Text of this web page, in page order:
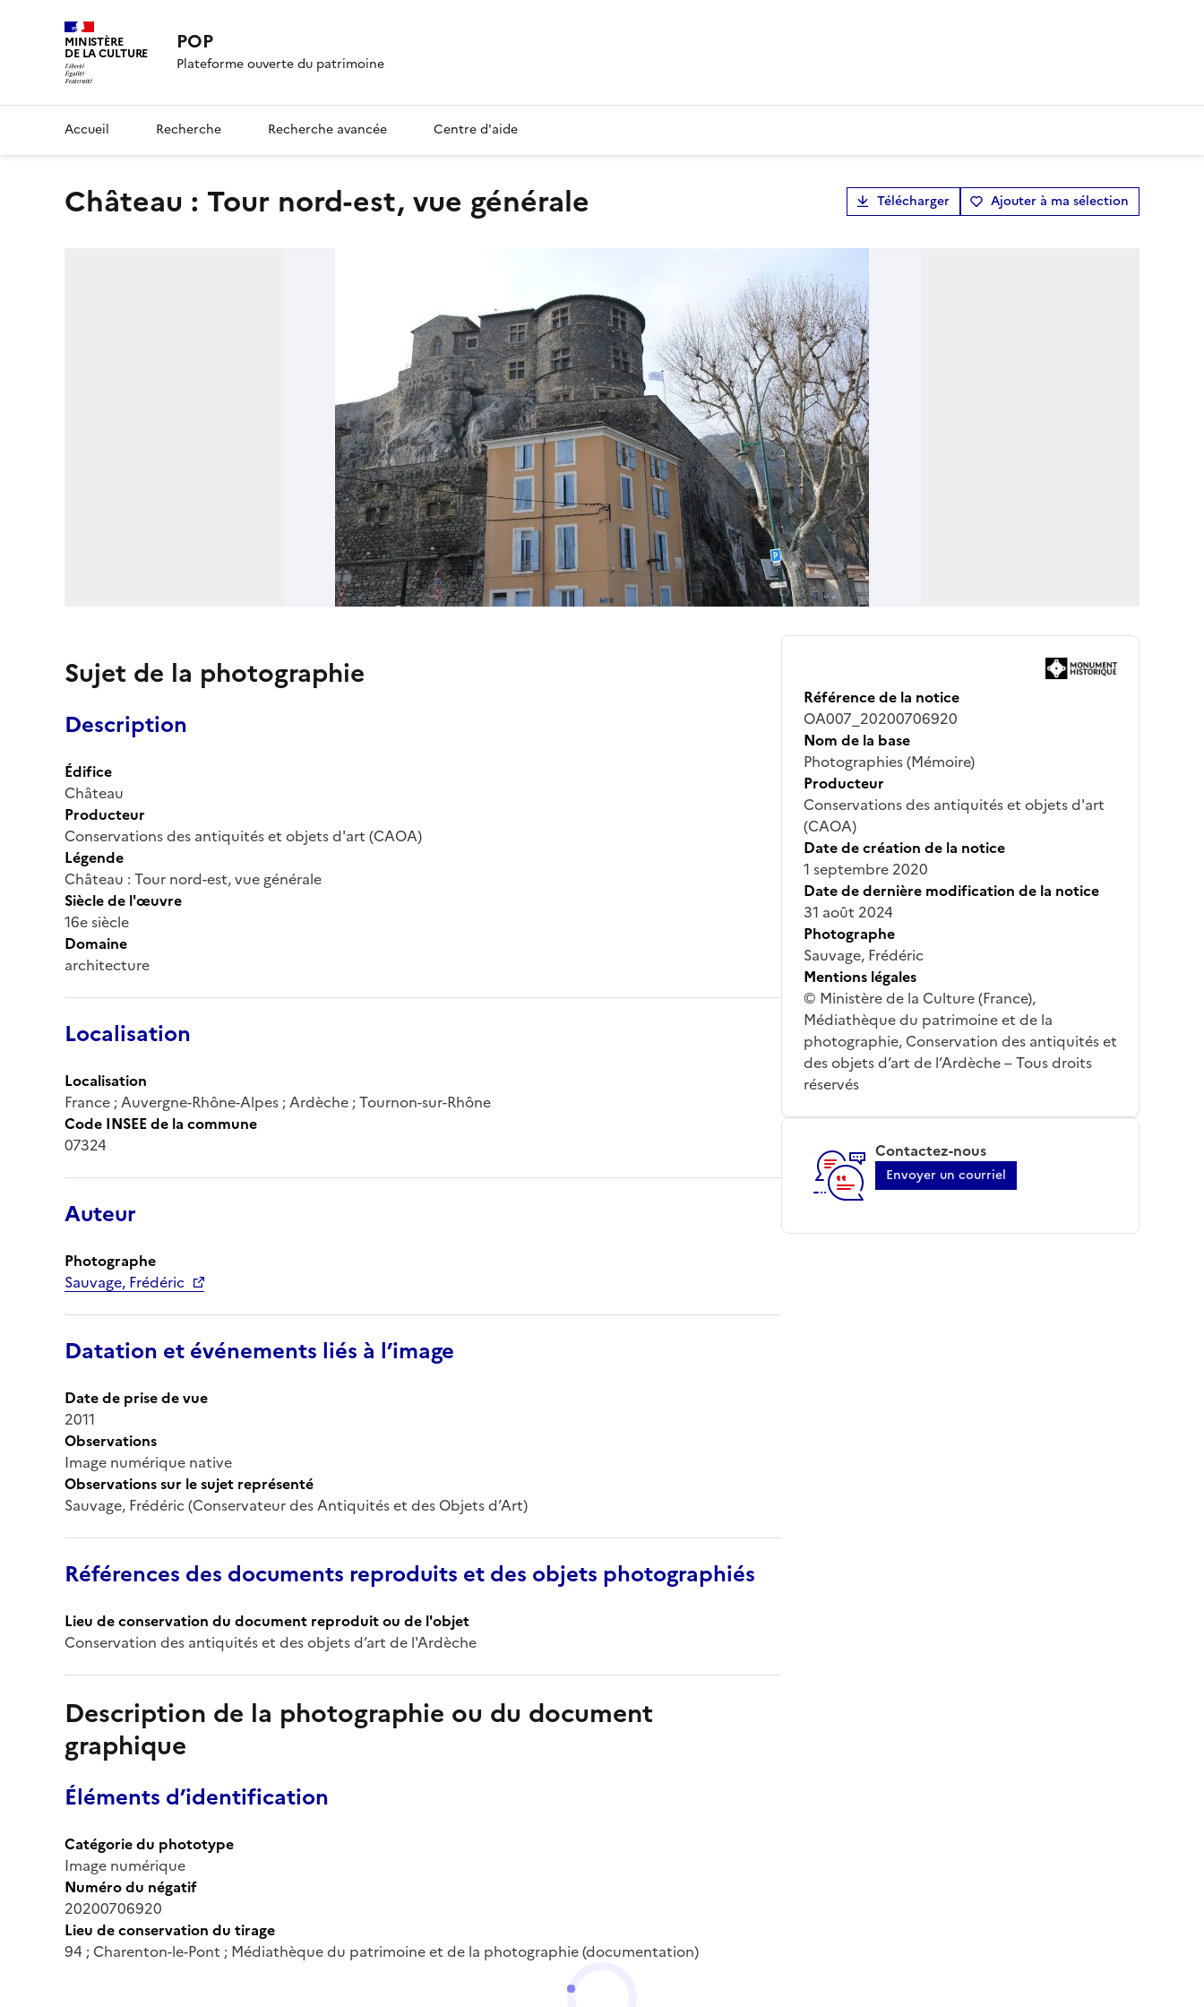
MINISTÈRE
DE LA CULTURE POP
Plateforme ouverte du patrimoine
Accueil Recherche Recherche avancée Centre d'aide
Château : Tour nord-est, vue générale Télécharger Ajouter à ma sélection
Sujet de la photographie
Description
Édifice
Château
Producteur
Conservations des antiquités et objets d'art (CAOA)
Légende
Château : Tour nord-est, vue générale
Siècle de l'œuvre
16e siècle
Domaine
architecture
Localisation
Localisation
France ; Auvergne-Rhône-Alpes ; Ardèche ; Tournon-sur-Rhône
Code INSEE de la commune
07324
Auteur
Photographe
Sauvage, Frédéric
Datation et événements liés à l’image
Date de prise de vue
2011
Observations
Image numérique native
Observations sur le sujet représenté
Sauvage, Frédéric (Conservateur des Antiquités et des Objets d’Art)
Références des documents reproduits et des objets photographiés
Lieu de conservation du document reproduit ou de l'objet
Conservation des antiquités et des objets d’art de l'Ardèche
Description de la photographie ou du document
graphique
Éléments d’identification
Catégorie du phototype
Image numérique
Numéro du négatif
20200706920
Lieu de conservation du tirage
94 ; Charenton-le-Pont ; Médiathèque du patrimoine et de la photographie (documentation)
Référence de la notice
OA007_20200706920
Nom de la base
Photographies (Mémoire)
Producteur
Conservations des antiquités et objets d'art
(CAOA)
Date de création de la notice
1 septembre 2020
Date de dernière modification de la notice
31 août 2024
Photographe
Sauvage, Frédéric
Mentions légales
© Ministère de la Culture (France),
Médiathèque du patrimoine et de la
photographie, Conservation des antiquités et
des objets d’art de l’Ardèche – Tous droits
réservés
Contactez-nous
Envoyer un courriel